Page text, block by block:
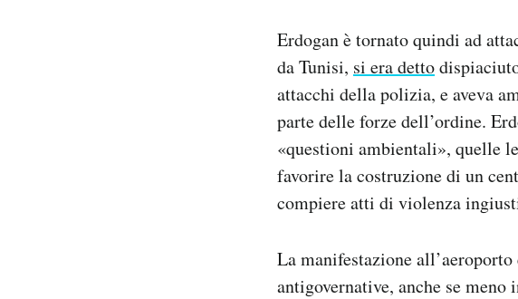
Erdogan è tornato quindi ad
da Tunisi, si era detto
attacchi della polizia, e aveva
parte delle forze dell’ordine.
«questioni ambientali», quelle
favorire la costruzione di un
compiere atti di violenza
La manifestazione
antigovernative, anche se